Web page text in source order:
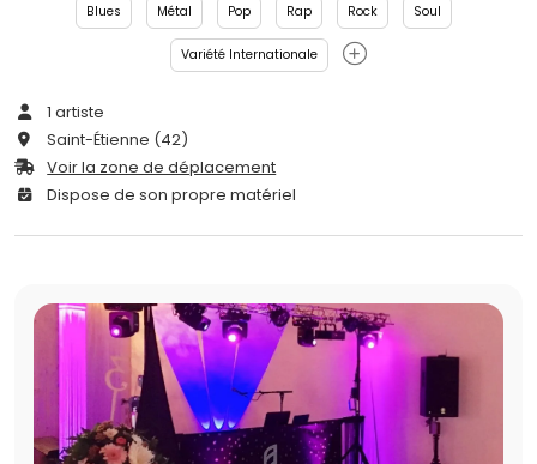
Blues Métal Pop Rap Rock Soul
Variété Internationale
1 artiste
Saint-Étienne (42)
Voir la zone de déplacement
Dispose de son propre matériel